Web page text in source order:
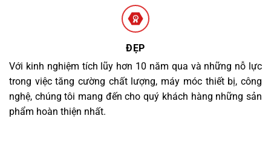
ĐẸP
Với kinh nghiệm tích lũy hơn 10 năm qua và những nỗ lực
trong việc tăng cường chất lượng, máy móc thiết bị, công
nghệ, chúng tôi mang đến cho quý khách hàng những sản
phẩm hoàn thiện nhất.